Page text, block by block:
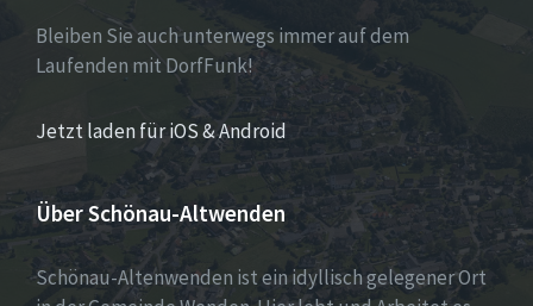
Bleiben Sie auch unterwegs immer auf dem
Laufenden mit DorfFunk!
Jetzt laden für iOS & Android
Über Schönau-Altwenden
Schönau-Altenwenden ist ein idyllisch gelegener Ort